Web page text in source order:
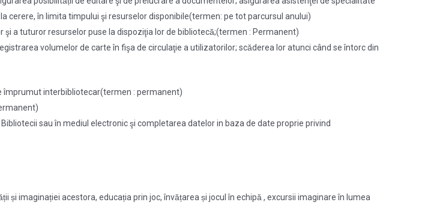
cerere, în limita timpului şi resurselor disponibile(termen: pe tot parcursul anului)
a tuturor resurselor puse la dispoziţia lor de bibliotecă;(termen : Permanent)
volumelor de carte în fişa de circulaţie a utilizatorilor; scăderea lor atunci când se întorc din
împrumut interbibliotecar(termen : permanent)
sau în mediul electronic şi completarea datelor in baza de date proprie privind
imaginației acestora, educația prin joc, învățarea și jocul în echipă , excursii imaginare în lumea